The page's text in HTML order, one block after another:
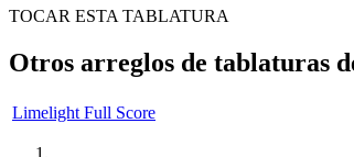
TOCAR ESTA TABLATURA
Otros arreglos de tablaturas
Limelight Full Score